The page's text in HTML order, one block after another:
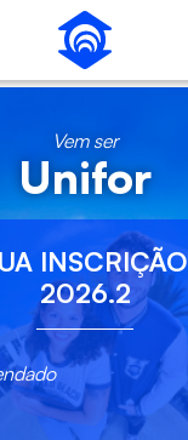
principal
Vem ser
Unifor
INSCRIÇÃO
2026.2